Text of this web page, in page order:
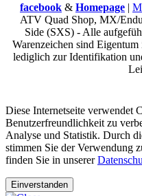
facebook & Homepage |
ATV Quad Shop, MX/
Side (SXS) - Alle
Warenzeichen sind
lediglich zur Identifikation
Diese Internetseite verwendet
Benutzerfreundlichkeit zu
Analyse und Statistik. Durch
stimmen Sie der Verwendung
finden Sie in unserer
Einverstanden